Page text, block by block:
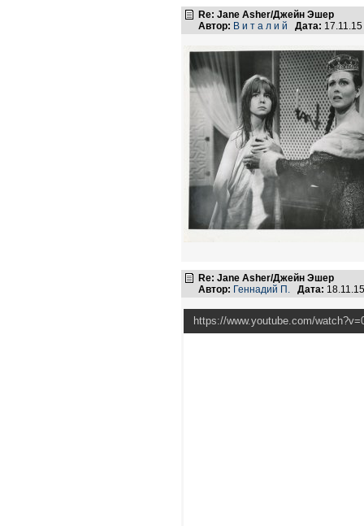
Re: Jane Asher/Джейн Эшер
Автор: В и т а л и й Дата:
Re: Jane Asher/Джейн Эшер
Автор: Геннадий П. Дата:
https://www.youtube.com/